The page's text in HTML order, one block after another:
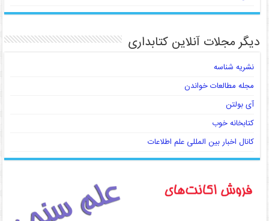
دیگر مجلات آنلاین کتابداری
نشریه شناسه
مجله مطالعات خواندن
آی بولتن
کتابخانه خوب
کانال اخبار بین المللی علم اطلاعات